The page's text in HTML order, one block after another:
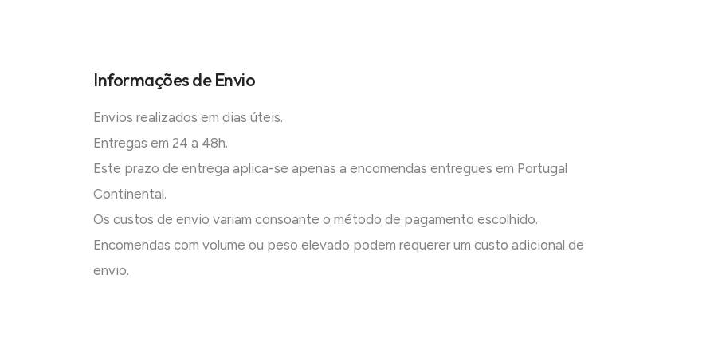
Informações de Envio
Envios realizados em dias úteis.
Entregas em 24 a 48h.
Este prazo de entrega aplica-se apenas a encomendas entregues em Portugal
Continental.
Os custos de envio variam consoante o método de pagamento escolhido.
Encomendas com volume ou peso elevado podem requerer um custo adicional de
envio.